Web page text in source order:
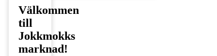
Välkommen
till
Jokkmokks
marknad!